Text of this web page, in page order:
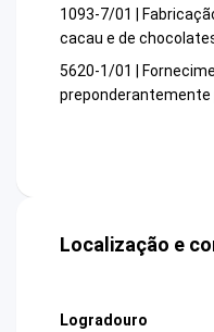
1093-7/01 |
cacau e de
5620-1/01 |
preponderantemente
Localização e
Logradouro